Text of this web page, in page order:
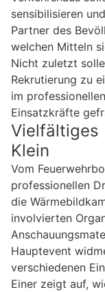
sensibilisieren
Partner des
welchen Mitteln
Nicht zuletzt
Rekrutierung zu
im
Einsatzkräfte
Vielfältiges
Klein
Vom
professionellen
die
involvierten
Hauptevent
verschiedenen
Einer zeigt auf,